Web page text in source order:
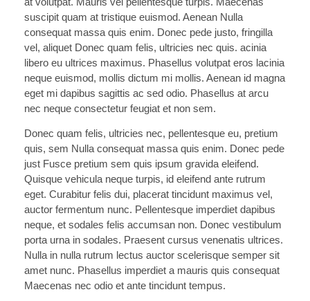
suscipit quam at tristique euismod. Aenean Nulla
consequat massa quis enim. Donec pede justo, fringilla
vel, aliquet Donec quam felis, ultricies nec quis. acinia
libero eu ultrices maximus. Phasellus volutpat eros lacinia
neque euismod, mollis dictum mi mollis. Aenean id magna
eget mi dapibus sagittis ac sed odio. Phasellus at arcu
nec neque consectetur feugiat et non sem.
Donec quam felis, ultricies nec, pellentesque eu, pretium
quis, sem Nulla consequat massa quis enim. Donec pede
just Fusce pretium sem quis ipsum gravida eleifend.
Quisque vehicula neque turpis, id eleifend ante rutrum
eget. Curabitur felis dui, placerat tincidunt maximus vel,
auctor fermentum nunc. Pellentesque imperdiet dapibus
neque, et sodales felis accumsan non. Donec vestibulum
porta urna in sodales. Praesent cursus venenatis ultrices.
Nulla in nulla rutrum lectus auctor scelerisque semper sit
amet nunc. Phasellus imperdiet a mauris quis consequat
Maecenas nec odio et ante tincidunt tempus.